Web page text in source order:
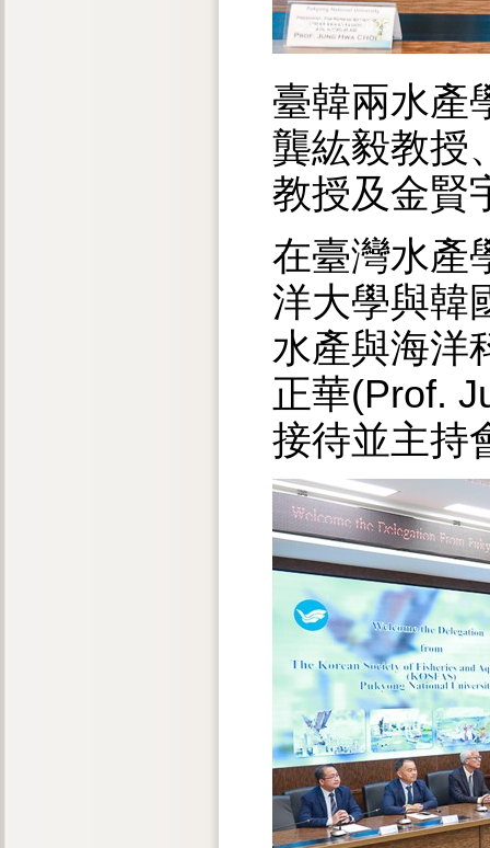
臺韓兩水產
龔紘毅教授
教授及金賢
在臺灣水產
洋大學與韓
水產與海洋
正華(Prof.
接待並主持